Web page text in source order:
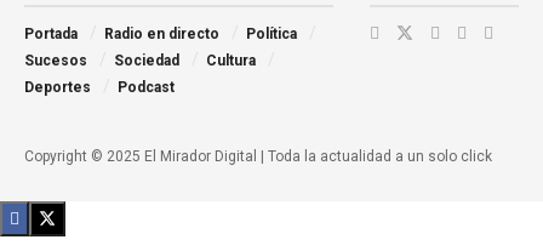
Copyright © 2025 El Mirador Digital | Toda la actualidad a un solo click
Portada Radio en directo
Política
Sucesos
Sociedad
Cultura
Deportes
Podcast